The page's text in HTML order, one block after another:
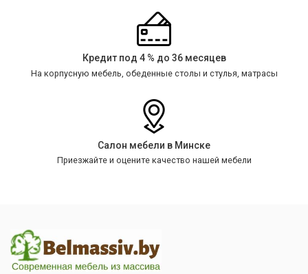
Кредит под 4 % до 36 месяцев
На корпусную мебель, обеденные столы и стулья, матрасы
Салон мебели в Минске
Приезжайте и оцените качество нашей мебели